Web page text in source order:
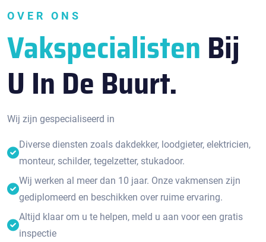
OVER ONS
Vakspecialisten Bij
U In De Buurt.
Wij zijn gespecialiseerd in
Diverse diensten zoals dakdekker, loodgieter, elektricien,
monteur, schilder, tegelzetter, stukadoor.
Wij werken al meer dan 10 jaar. Onze vakmensen zijn
gediplomeerd en beschikken over ruime ervaring.
Altijd klaar om u te helpen, meld u aan voor een gratis
inspectie